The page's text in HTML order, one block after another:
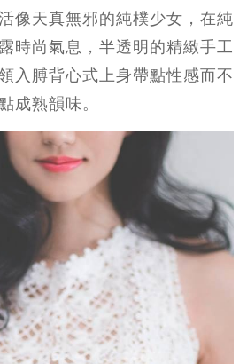
像天真無邪的純樸少女，在純
時尚氣息，半透明的精緻手工
入膊背心式上身帶點性感而不
成熟韻味。